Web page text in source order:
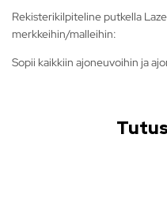
Rekisterikilpiteline putkella
merkkeihin/malleihin:
Sopii kaikkiin ajoneuvoihin ja